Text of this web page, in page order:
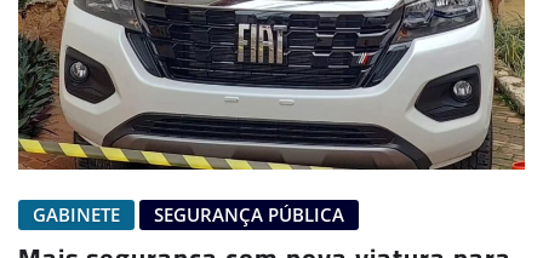
GABINETE SEGURANÇA PÚBLICA